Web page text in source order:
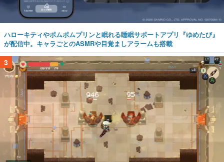
ハローキティやポムポムプリンと眠れる睡眠サポートアプリ『ゆめたび』
が配信中。キャラごとのASMRや目覚ましアラームも搭載
3